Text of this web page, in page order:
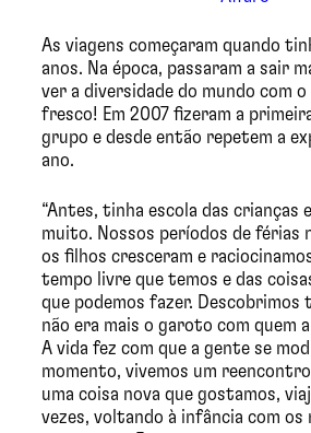
As viagens começaram quando
anos. Na época, passaram a sair
ver a diversidade do mundo com
fresco! Em 2007 fizeram a
grupo e desde então repetem a
ano.
“Antes, tinha escola das crianças
muito. Nossos períodos de férias
os filhos cresceram e
tempo livre que temos e das
que podemos fazer. Descobrimos
não era mais o garoto com quem
A vida fez com que a gente se
momento, vivemos um
uma coisa nova que gostamos,
vezes, voltando à infância com os